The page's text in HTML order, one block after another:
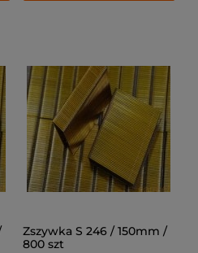
Zszywka S 246 / 150mm /
800 szt